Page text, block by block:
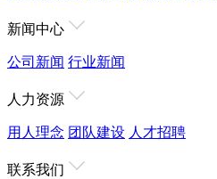
新闻中心
公司新闻 行业新闻
人力资源
用人理念 团队建设 人才招聘
联系我们